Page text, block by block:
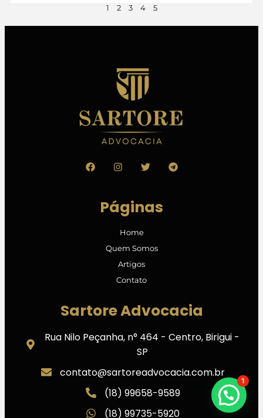
1 2 3 4 5
Páginas
Home
Quem Somos
Artigos
Contato
Sartore Advocacia
Rua Nilo Peçanha, n° 464 - Centro, Birigui -
SP
contato@sartoreadvocacia.com.br
(18) 99658-9589
(18) 99735-5920
1